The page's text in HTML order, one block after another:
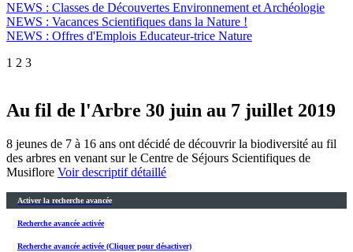
NEWS : Classes de Découvertes Environnement et Archéologie
NEWS : Vacances Scientifiques dans la Nature !
NEWS : Offres d'Emplois Educateur-trice Nature
1 2 3
Au fil de l'Arbre 30 juin au 7 juillet 2019
8 jeunes de 7 à 16 ans ont décidé de découvrir la biodiversité au fil
des arbres en venant sur le Centre de Séjours Scientifiques de
Musiflore Voir descriptif détaillé
Activer la recherche avancée
Recherche avancée activée
Recherche avancée activée (Cliquer pour désactiver)